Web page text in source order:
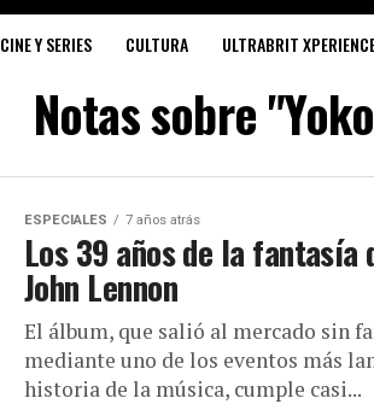
CINE Y SERIES CULTURA ULTRABRIT
Notas sobre
ESPECIALES 7 años atrás
Los 39 años de la fantasía
John Lennon
El álbum, que salió al mercado sin
mediante uno de los eventos más
historia de la música, cumple casi...